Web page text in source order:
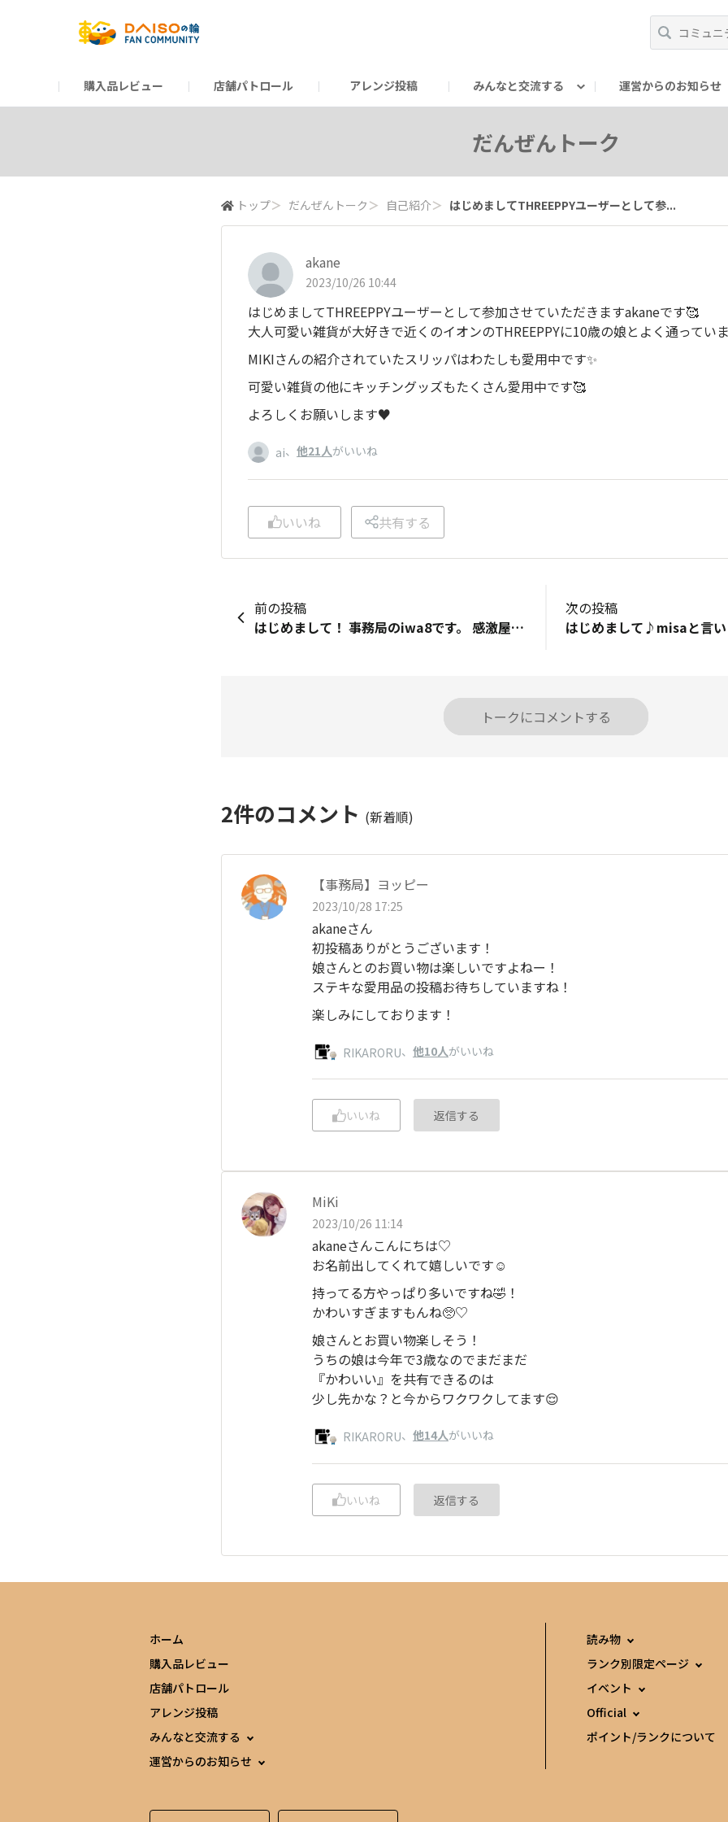
購入品レビュー 店舗パトロール アレンジ投稿 みんなと交流する 運営からのお知らせ
だんぜんトーク
トップ＞ だんぜんトーク ＞ 自己紹介＞ はじめましてTHREEPPYユーザーとして参...
akane
2023/10/26 10:44
はじめましてTHREEPPYユーザーとして参加させていただきますakaneです🥰
大人可愛い雑貨が大好きで近くのイオンのTHREEPPYに10歳の娘とよく通ってい
MIKIさんの紹介されていたスリッパはわたしも愛用中です✨
可愛い雑貨の他にキッチングッズもたくさん愛用中です🥰
よろしくお願いします♥️
ai、 他21人がいいね
いいね 共有する
前の投稿
はじめまして！ 事務局のiwa8です。 感激屋の関西人で、1児（男の子）の母です。 料理が得意でないのに「うつわ」が好きです。 これはStandard Productsの「カコミシリーズ」です、 薄くて軽いので洗う時、やや緊張しますがお気に入りのお皿です。 あと喫茶店やモーニングも好きです。 皆さんとここで、楽しい交流ができますように・・。 よろしくお願いします！
次の投稿
トークにコメントする
2件のコメント (新着順)
【事務局】ヨッピー
2023/10/28 17:25
akaneさん
初投稿ありがとうございます！
娘さんとのお買い物は楽しいですよねー！
ステキな愛用品の投稿お待ちしていますね！
楽しみにしております！
RIKARORU、 他10人がいいね
いいね 返信する
MiKi
2023/10/26 11:14
akaneさんこんにちは♡
お名前出してくれて嬉しいです☺️
持ってる方やっぱり多いですね🤣！
かわいすぎますもんね🥺♡
娘さんとお買い物楽しそう！
うちの娘は今年で3歳なのでまだまだ
『かわいい』を共有できるのは
少し先かな？と今からワクワクしてます😌
RIKARORU、 他14人がいいね
いいね 返信する
ホーム
購入品レビュー
店舗パトロール
アレンジ投稿
みんなと交流する
運営からのお知らせ
読み物
ランク別限定ページ
イベント
Official
ポイント/ランクについて